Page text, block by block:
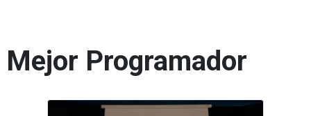
Mejor Programador
Programación